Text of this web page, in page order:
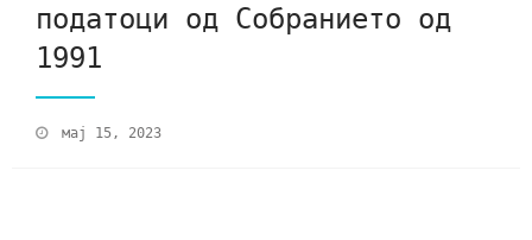
податоци од Собранието од
1991
мај 15, 2023